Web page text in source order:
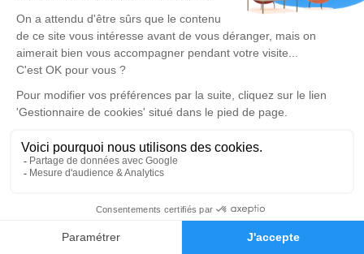
Faire-part Hommages
Je rends hommage
Cérémonie religieuse
mardi 01 août 2023 à 14h30
Église de Bourbonne-les-Bains
Déroulé des obsèques